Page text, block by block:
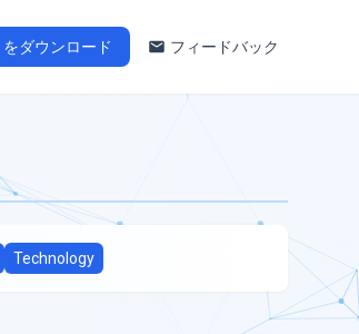
ダウンロード フィードバック
Technology